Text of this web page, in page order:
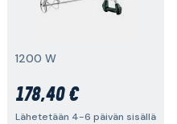
1200 W
178,40 €
Lähetetään 4-6 päivän sisällä